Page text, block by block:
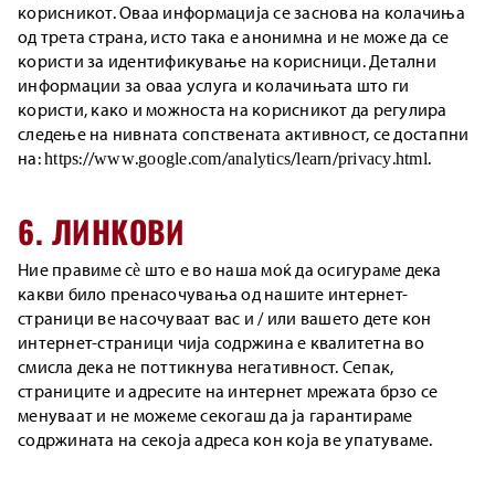
корисникот. Оваа информација се заснова на колачиња
од трета страна, исто така е анонимна и не може да се
користи за идентификување на корисници. Детални
информации за оваа услуга и колачињата што ги
користи, како и можноста на корисникот да регулира
следење на нивната сопствената активност, се достапни
на: https://www.google.com/analytics/learn/privacy.html.
6. ЛИНКОВИ
Ние правиме сѐ што е во наша моќ да осигураме дека
какви било пренасочувања од нашите интернет-
страници ве насочуваат вас и / или вашето дете кон
интернет-страници чија содржина е квалитетна во
смисла дека не поттикнува негативност. Сепак,
страниците и адресите на интернет мрежата брзо се
менуваат и не можеме секогаш да ја гарантираме
содржината на секоја адреса кон која ве упатуваме.